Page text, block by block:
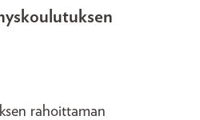
rahoittaman